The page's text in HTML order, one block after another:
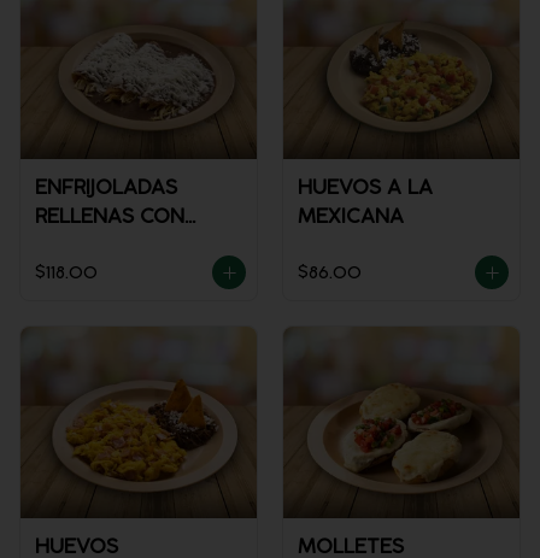
ENFRIJOLADAS
RELLENAS CON
$118.00
HUEVOS A LA
MEXICANA
$86.00
HUEVOS
MOLLETES